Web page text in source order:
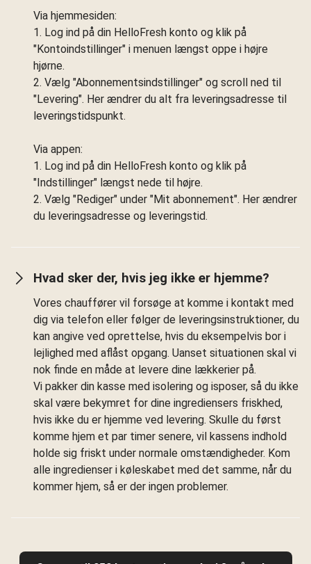
Via hjemmesiden:
1. Log ind på din HelloFresh konto og klik på
"Kontoindstillinger" i menuen længst oppe i højre
hjørne.
2. Vælg "Abonnementsindstillinger" og scroll ned til
"Levering". Her ændrer du alt fra leveringsadresse til
leveringstidspunkt.
Via appen:
1. Log ind på din HelloFresh konto og klik på
"Indstillinger" længst nede til højre.
2. Vælg "Rediger" under "Mit abonnement". Her ændrer
du leveringsadresse og leveringstid.
Hvad sker der, hvis jeg ikke er hjemme?
Vores chauffører vil forsøge at komme i kontakt med
dig via telefon eller følger de leveringsinstruktioner, du
kan angive ved oprettelse, hvis du eksempelvis bor i
lejlighed med aflåst opgang. Uanset situationen skal vi
nok finde en måde at levere dine lækkerier på.
Vi pakker din kasse med isolering og isposer, så du ikke
skal være bekymret for dine ingrediensers friskhed,
hvis ikke du er hjemme ved levering. Skulle du først
komme hjem et par timer senere, vil kassens indhold
holde sig friskt under normale omstændigheder. Kom
alle ingredienser i køleskabet med det samme, når du
kommer hjem, så er der ingen problemer.